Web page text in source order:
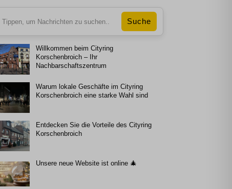
Willkommen beim Cityring
Korschenbroich – Ihr
Nachbarschaftszentrum
Warum lokale Geschäfte im Cityring
Korschenbroich eine starke Wahl sind
Entdecken Sie die Vorteile des Cityring
Korschenbroich
Unsere neue Website ist online 🎄